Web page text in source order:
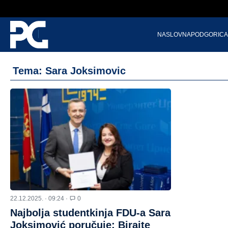
NASLOVNAPODGORICA
Tema: Sara Joksimovic
22.12.2025. · 09:24 · 0
Najbolja studentkinja FDU-a Sara
Joksimović poručuje: Birajte